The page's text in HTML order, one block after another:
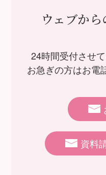
ウェブか
24時間受付させ
お急ぎの方はお電
資料